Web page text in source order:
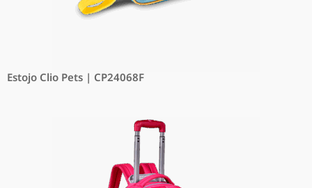
Estojo Clio Pets | CP24068F